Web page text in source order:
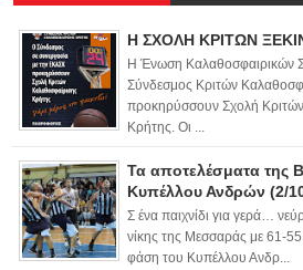
Η ΣΧΟΛΗ ΚΡΙΤΩΝ
Η Ένωση Καλαθοσφαιρικών
Σύνδεσμος Κριτών
προκηρύσσουν Σχολή
Κρήτης. Οι ...
Τα αποτελέσματα της
Κυπέλλου Ανδρών (2/
Σ ένα παιχνίδι για γερά…
νίκης της Μεσσαράς με 61-
φάση του Κυπέλλου Ανδρ...